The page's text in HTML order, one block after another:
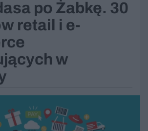
po Żabkę. 30
retail i e-
w